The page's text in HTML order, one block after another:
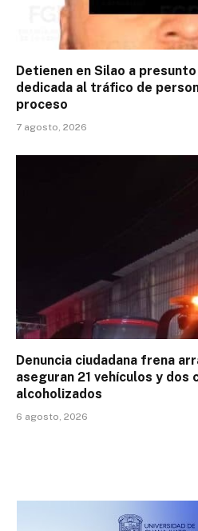
Detienen en Silao a
dedicada al tráfico de
proceso
7 agosto, 2026
Denuncia ciudadana frena
aseguran 21 vehículos y dos
alcoholizados
6 agosto, 2026